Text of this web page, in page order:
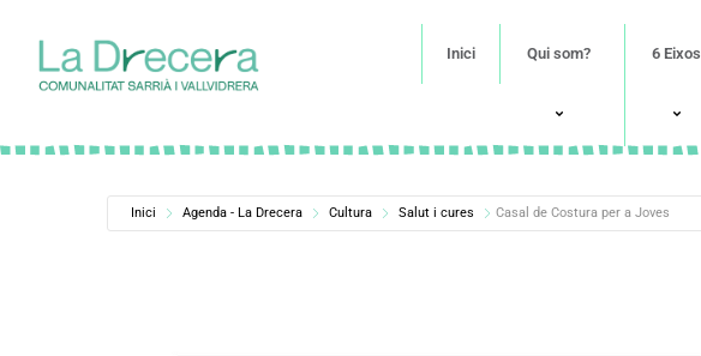
Inici Qui som? 6 Eixos
Inici Agenda - La Drecera Cultura Salut i cures Casal de Costura per a Joves